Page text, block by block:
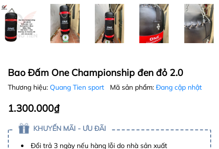
Bao Đấm One Championship đen đỏ 2.0
Thương hiệu: Quang Tien sport Mã sản phẩm: Đang cập nhật
1.300.000₫
KHUYẾN MÃI - ƯU ĐÃI
Đổi trả 3 ngày nếu hàng lỗi do nhà sản xuất